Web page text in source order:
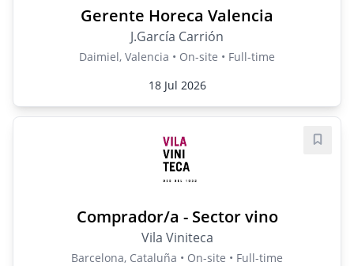
Gerente Horeca Valencia
J.García Carrión
Daimiel, Valencia • On-site • Full-time
18 Jul 2026
Comprador/a - Sector vino
Vila Viniteca
Barcelona, Cataluña • On-site • Full-time
Save